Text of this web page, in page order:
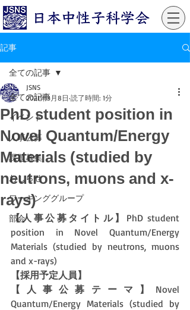
記事
全ての記事
イベント
人事公募
課題募集
おしらせ
ワーキンググループ
部会
全ての記事
PhD student position in
Novel Quantum/Energy
Materials (studied by
neutrons, muons and x-
rays)
JSNS
2021年3月8日 読了時間: 1分
【人事公募タイトル】 PhD student
position in Novel Quantum/Energy
Materials (studied by neutrons, muons
and x-rays)
【採用予定人員】
【人事公募テーマ】 Novel
Quantum/Energy Materials (studied by